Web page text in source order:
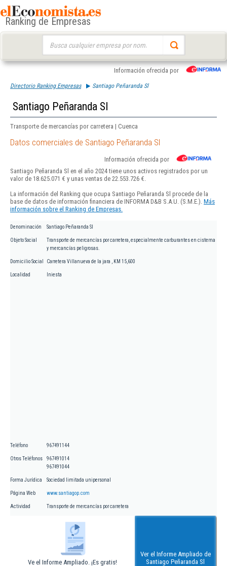
Ranking de Empresas
Información ofrecida por
Directorio Ranking Empresas Santiago Peñaranda Sl
Santiago Peñaranda Sl
Transporte de mercancías por carretera | Cuenca
Datos comerciales de Santiago Peñaranda Sl
Información ofrecida por
Santiago Peñaranda Sl en el año 2024 tiene unos activos registrados por un
valor de 18.625.071 € y unas ventas de 22.553.726 €.
La información del Ranking que ocupa Santiago Peñaranda Sl procede de la
base de datos de información financiera de INFORMA D&B S.A.U. (S.M.E.). Más
información sobre el Ranking de Empresas.
Denominación Santiago Peñaranda Sl
Objeto Social
Transporte de mercancías por carretera, especialmente carburantes en cisterna
y mercancías peligrosas.
Domicilio Social Carretera Villanueva de la jara , KM 15,600
Localidad Iniesta
Teléfono 967491144
Otros Teléfonos
967491014
967491044
Forma Jurídica Sociedad limitada unipersonal
Página Web www.santiagop.com
Actividad Transporte de mercancías por carretera
Ve el Informe Ampliado. ¡Es gratis!
Ver el Informe Ampliado de
Santiago Peñaranda Sl